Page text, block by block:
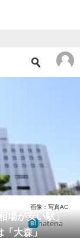
場が安い駅」
「大森」
画像：写真AC
hatena